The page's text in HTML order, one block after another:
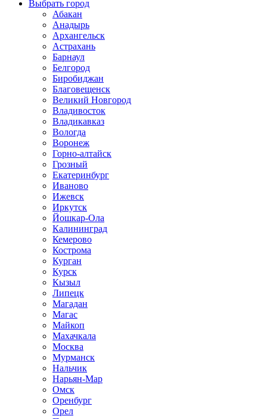
Выбрать город
Абакан
Анадырь
Архангельск
Астрахань
Барнаул
Белгород
Биробиджан
Благовещенск
Великий Новгород
Владивосток
Владикавказ
Вологда
Воронеж
Горно-алтайск
Грозный
Екатеринбург
Иваново
Ижевск
Иркутск
Йошкар-Ола
Калининград
Кемерово
Кострома
Курган
Курск
Кызыл
Липецк
Магадан
Магас
Майкоп
Махачкала
Москва
Мурманск
Нальчик
Нарьян-Мар
Омск
Оренбург
Орел